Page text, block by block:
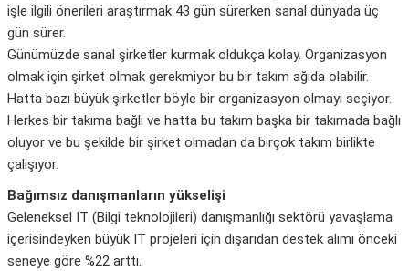
işle ilgili önerileri araştırmak 43 gün sürerken sanal dünyada üç
gün sürer.
Günümüzde sanal şirketler kurmak oldukça kolay. Organizasyon
olmak için şirket olmak gerekmiyor bu bir takım ağıda olabilir.
Hatta bazı büyük şirketler böyle bir organizasyon olmayı seçiyor.
Herkes bir takıma bağlı ve hatta bu takım başka bir takımada bağlı
oluyor ve bu şekilde bir şirket olmadan da birçok takım birlikte
çalışıyor.
Bağımsız danışmanların yükselişi
Geleneksel IT (Bilgi teknolojileri) danışmanlığı sektörü yavaşlama
içerisindeyken büyük IT projeleri için dışarıdan destek alımı önceki
seneye göre %22 arttı.